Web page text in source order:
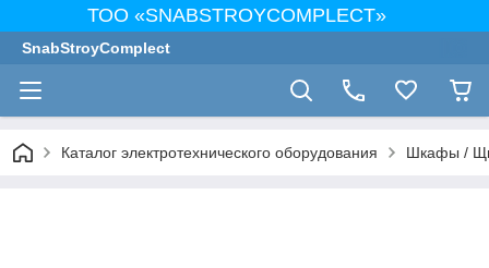
ТОО «SNABSTROYCOMPLECT»
SnabStroyComplect
Каталог электротехнического оборудования Шкафы /